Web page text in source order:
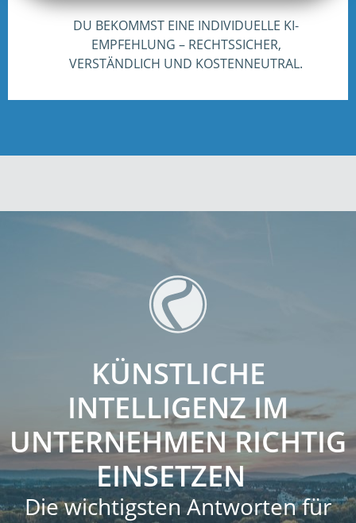
DU BEKOMMST EINE INDIVIDUELLE KI-
EMPFEHLUNG – RECHTSSICHER,
VERSTÄNDLICH UND KOSTENNEUTRAL.
KÜNSTLICHE
INTELLIGENZ IM
UNTERNEHMEN RICHTIG
EINSETZEN
Die wichtigsten Antworten für